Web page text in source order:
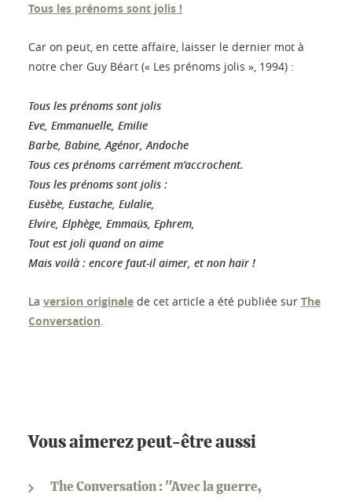
Tous les prénoms sont jolis !
Car on peut, en cette affaire, laisser le dernier mot à
notre cher Guy Béart (« Les prénoms jolis », 1994) :
Tous les prénoms sont jolis
Eve, Emmanuelle, Emilie
Barbe, Babine, Agénor, Andoche
Tous ces prénoms carrément m’accrochent.
Tous les prénoms sont jolis :
Eusèbe, Eustache, Eulalie,
Elvire, Elphège, Emmaüs, Ephrem,
Tout est joli quand on aime
Mais voilà : encore faut-il aimer, et non haïr !
La version originale de cet article a été publiée sur The
Conversation.
Vous aimerez peut-être aussi
The Conversation : "Avec la guerre,